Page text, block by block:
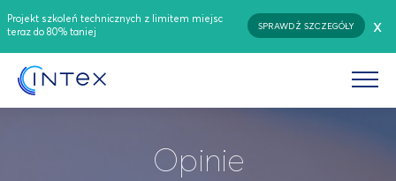
Projekt szkoleń technicznych z limitem miejsc
teraz do 80% taniej
SPRAWDŹ SZCZEGÓŁY x
Opinie